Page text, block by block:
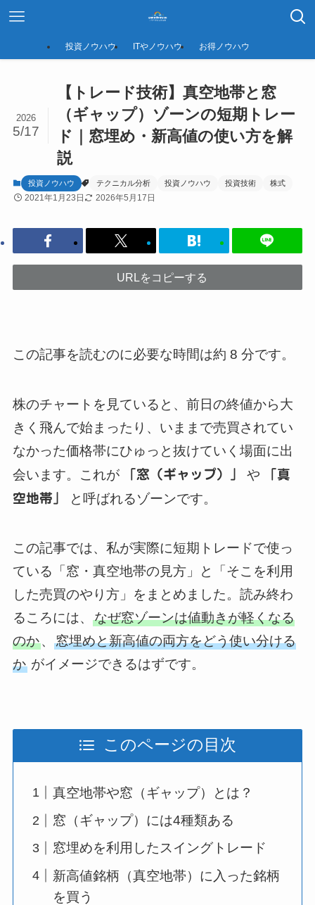
投資ノウハウ ITやノウハウ お得ノウハウ
【トレード技術】真空地帯と窓
（ギャップ）ゾーンの短期トレー
ド｜窓埋め・新高値の使い方を解
説
2026
5/17
投資ノウハウ テクニカル分析 投資ノウハウ 投資技術 株式
2021年1月23日 2026年5月17日
URLをコピーする
この記事を読むのに必要な時間は約 8 分です。
株のチャートを見ていると、前日の終値から大
きく飛んで始まったり、いままで売買されてい
なかった価格帯にひゅっと抜けていく場面に出
会います。これが
「窓（ギャップ）」 や
「真
空地帯」
と呼ばれるゾーンです。
この記事では、私が実際に短期トレードで使っ
ている「窓・真空地帯の見方」と「そこを利用
した売買のやり方」をまとめました。読み終わ
るころには、 なぜ窓ゾーンは値動きが軽くなる
のか、 窓埋めと新高値の両方をどう使い分ける
かがイメージできるはずです。
このページの目次
真空地帯や窓（ギャップ）とは？
窓（ギャップ）には4種類ある
窓埋めを利用したスイングトレード
新高値銘柄（真空地帯）に入った銘柄
を買う